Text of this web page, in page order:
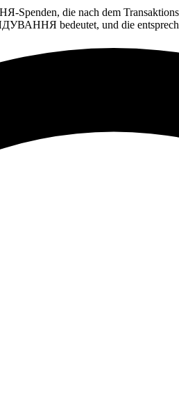
die nach dem
bedeutet, und die